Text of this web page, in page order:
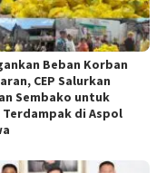
Beban Korban
CEP Salurkan
Sembako untuk
Terdampak di Aspol